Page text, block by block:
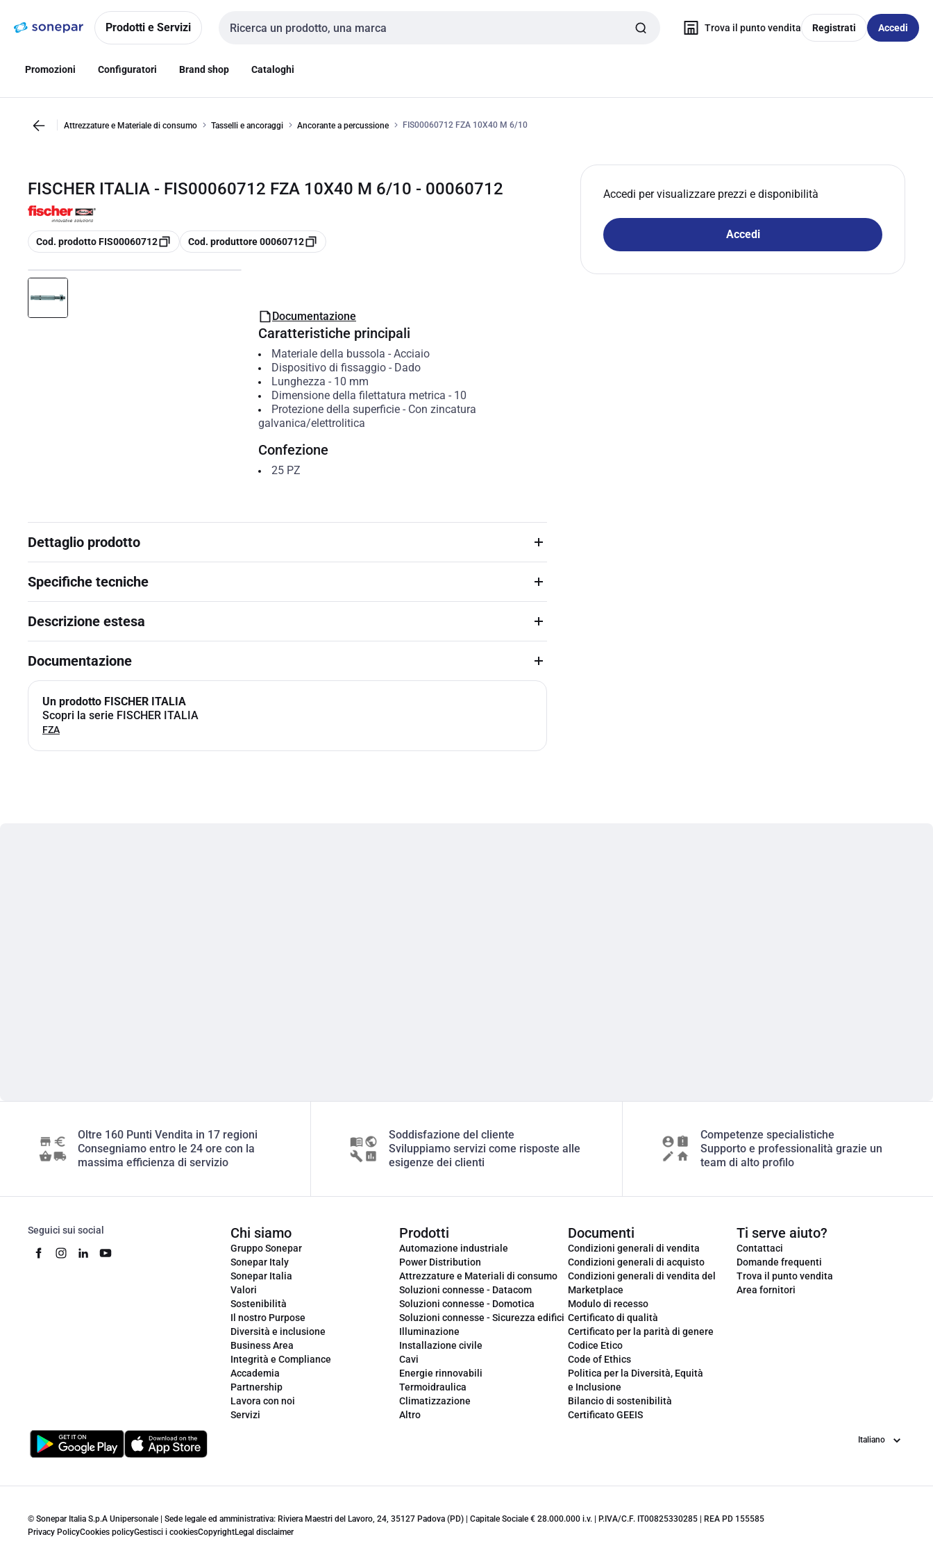
navigazionealla
Prodotti e Servizi
Cerca input
Trova il punto vendita Registrati Accedi
Promozioni Configuratori Brand shop Cataloghi
Attrezzature e Materiale di consumo Tasselli e ancoraggi Ancorante a percussione FIS00060712 FZA 10X40 M 6/10
FISCHER ITALIA - FIS00060712 FZA 10X40 M 6/10 - 00060712
copia
Cod. prodotto FIS00060712 copia
Cod. produttore 00060712
Accedi per visualizzare prezzi e disponibilità
Accedi
Documentazione
Caratteristiche principali
Materiale della bussola - Acciaio
Dispositivo di fissaggio- Dado
Lunghezza - 10 mm
Dimensione della filettatura metrica - 10
Protezione della superficie- Con zincatura
galvanica/elettrolitica
Confezione
25 PZ
Dettaglio prodotto
Specifiche tecniche
Descrizione estesa
Documentazione
Un prodotto FISCHER ITALIA
Scopri la serie FISCHER ITALIA
FZA
Oltre 160 Punti Vendita in 17 regioni
Consegniamo entro le 24 ore con la
massima efficienza di servizio
Soddisfazione del cliente
Sviluppiamo servizi come risposte alle
esigenze dei clienti
Competenze specialistiche
Supporto e professionalità grazie un
team di alto profilo
Seguici sui social Chi siamo
Gruppo Sonepar
Sonepar Italy
Sonepar Italia
Valori
Sostenibilità
Il nostro Purpose
Diversità e inclusione
Business Area
Integrità e Compliance
Accademia
Partnership
Lavora con noi
Servizi
Prodotti
Automazione industriale
Power Distribution
Attrezzature e Materiali di consumo
Soluzioni connesse - Datacom
Soluzioni connesse - Domotica
Soluzioni connesse - Sicurezza edifici
Illuminazione
Installazione civile
Cavi
Energie rinnovabili
Termoidraulica
Climatizzazione
Altro
Documenti
Condizioni generali di vendita
Condizioni generali di acquisto
Condizioni generali di vendita del
Marketplace
Modulo di recesso
Certificato di qualità
Certificato per la parità di genere
Codice Etico
Code of Ethics
Politica per la Diversità, Equità
e Inclusione
Bilancio di sostenibilità
Certificato GEEIS
Ti serve aiuto?
Contattaci
Domande frequenti
Trova il punto vendita
Area fornitori
Lingua
© Sonepar Italia S.p.A Unipersonale | Sede legale ed amministrativa: Riviera Maestri del Lavoro, 24, 35127 Padova (PD) | Capitale Sociale € 28.000.000 i.v. | P.IVA/C.F. IT00825330285 | REA PD 155585
Privacy PolicyCookies policyGestisci i cookiesCopyrightLegal disclaimer